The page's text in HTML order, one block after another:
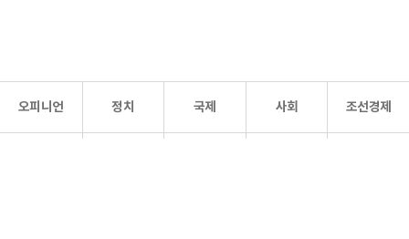
오피니언 정치 국제 사회 조선경제